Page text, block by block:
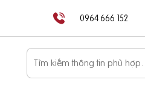
0964 666 152